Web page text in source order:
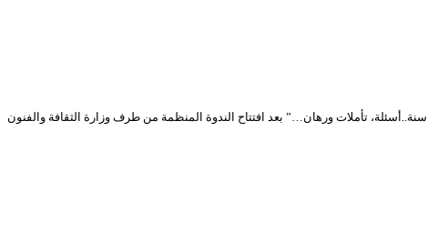
تتواصل نشاطات الدخول الثقافي 2020-2021 – طبعة محمد ديب، حيث اختتمت أمسية أمس الأحد 27 سبتمبر 2020، أشغال ندوة “المنجز في المسرح الجزائري بعد 58 سنة..أسئلة، تأملات ورهان…” بعد افتتاح الندوة المنظمة من طرف وزارة الثقافة والفنون